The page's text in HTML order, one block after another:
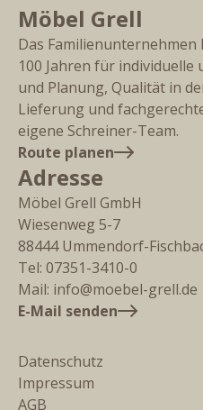
Möbel Grell
Das
100 Jahren für
und Planung, Qualität in
Lieferung und
eigene Schreiner-Team.
Route planen
Adresse
Möbel Grell GmbH
Wiesenweg 5-7
88444 Ummendorf-
Tel: 07351-3410-0
Mail: info@moebel-grell.de
E-Mail senden
Datenschutz
Impressum
AGB